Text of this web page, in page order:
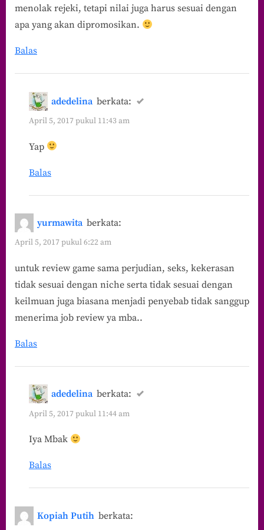
menolak rejeki, tetapi nilai juga harus sesuai dengan
apa yang akan dipromosikan.
Balas
adedelina berkata:
April 5, 2017 pukul 11:43 am
Yap
Balas
yurmawita berkata:
April 5, 2017 pukul 6:22 am
untuk review game sama perjudian, seks, kekerasan
tidak sesuai dengan niche serta tidak sesuai dengan
keilmuan juga biasana menjadi penyebab tidak sanggup
menerima job review ya mba..
Balas
adedelina berkata:
April 5, 2017 pukul 11:44 am
Iya Mbak
Balas
Kopiah Putih berkata: